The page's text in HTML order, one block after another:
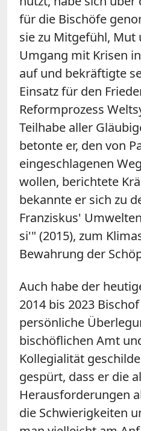
für die Bischöfe
sie zu Mitgefühl, Mut
Umgang mit Krisen
auf und bekräftigte
Einsatz für den
Reformprozess
Teilhabe aller
betonte er, den von
eingeschlagenen
wollen, berichtete
bekannte er sich zu
Franziskus'
si'" (2015), zum
Bewahrung der
Auch habe der
2014 bis 2023
persönliche
bischöflichen Amt
Kollegialität
gespürt, dass er die
Herausforderungen
die Schwierigkeiten